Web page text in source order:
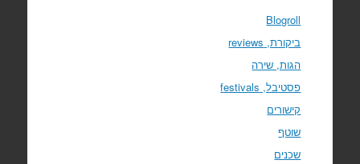
Blogroll
ביקורת, reviews
הגות, שירה
פסטיבל, festivals
קישורים
שוטף
שכנים